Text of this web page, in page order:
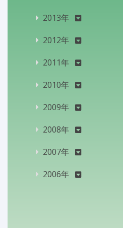
2013年
2012年
2011年
2010年
2009年
2008年
2007年
2006年